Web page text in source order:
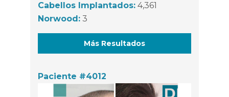
Cabellos Implantados: 4,361
Norwood: 3
Más Resultados
Paciente #4012